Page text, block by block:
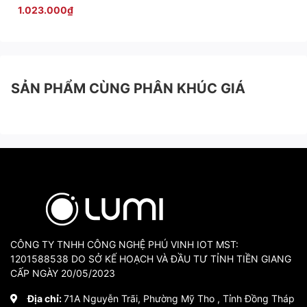
dây, sản phẩm thường được lắp đặt tại những góc không gian
1.023.000₫
SẢN PHẨM CÙNG PHÂN KHÚC GIÁ
CÔNG TY TNHH CÔNG NGHỆ PHÚ VINH IOT MST:
1201588538 DO SỞ KẾ HOẠCH VÀ ĐẦU TƯ TỈNH TIỀN GIANG
CẤP NGÀY 20/05/2023
Địa chỉ:71A Nguyễn Trãi, Phường Mỹ Tho , Tỉnh Đồng Tháp